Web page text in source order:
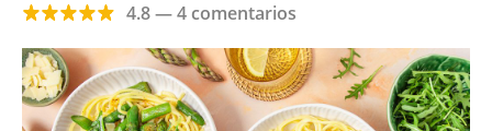
4.8 — 4 comentarios